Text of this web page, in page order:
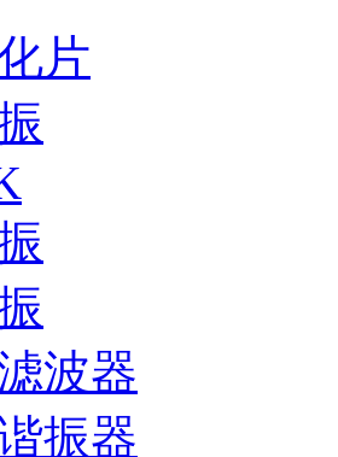
片
波器
振器